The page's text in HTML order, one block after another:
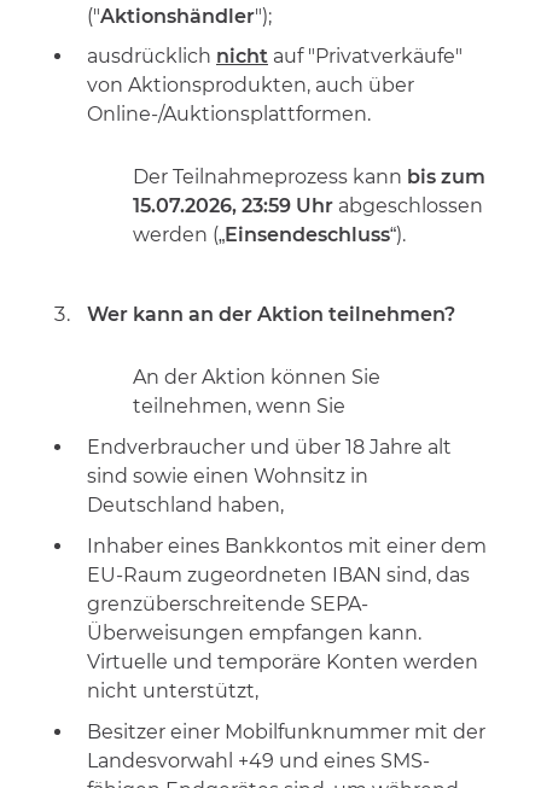
("Aktionshändler");
ausdrücklich nicht auf "Privatverkäufe"
von Aktionsprodukten, auch über
Online-/Auktionsplattformen.
Der Teilnahmeprozess kann bis zum
15.07.2026, 23:59 Uhr abgeschlossen
werden („Einsendeschluss“).
Wer kann an der Aktion teilnehmen?
An der Aktion können Sie
teilnehmen, wenn Sie
Endverbraucher und über 18 Jahre alt
sind sowie einen Wohnsitz in
Deutschland haben,
Inhaber eines Bankkontos mit einer dem
EU-Raum zugeordneten IBAN sind, das
grenzüberschreitende SEPA-
Überweisungen empfangen kann.
Virtuelle und temporäre Konten werden
nicht unterstützt,
Besitzer einer Mobilfunknummer mit der
Landesvorwahl +49 und eines SMS-